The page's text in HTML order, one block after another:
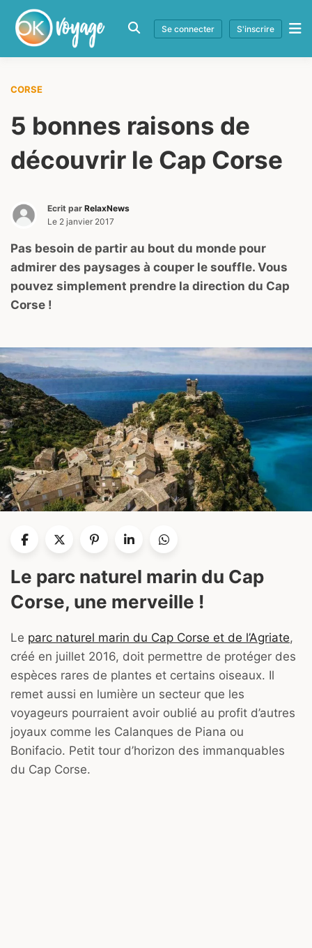
Se connecter S'inscrire
CORSE
5 bonnes raisons de
découvrir le Cap Corse
Ecrit par RelaxNews
Le 2 janvier 2017
Pas besoin de partir au bout du monde pour
admirer des paysages à couper le souffle. Vous
pouvez simplement prendre la direction du Cap
Corse !
Le parc naturel marin du Cap
Corse, une merveille !
Le parc naturel marin du Cap Corse et de l’Agriate,
créé en juillet 2016, doit permettre de protéger des
espèces rares de plantes et certains oiseaux. Il
remet aussi en lumière un secteur que les
voyageurs pourraient avoir oublié au profit d’autres
joyaux comme les Calanques de Piana ou
Bonifacio. Petit tour d’horizon des immanquables
du Cap Corse.